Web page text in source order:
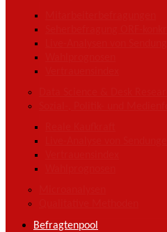
Befragtenpool